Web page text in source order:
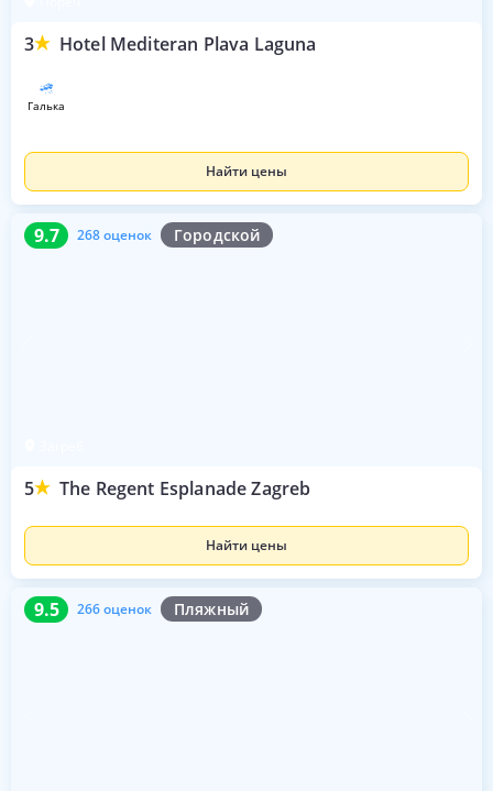
3 Hotel Mediteran Plava Laguna
галька
Найти цены
9.7 268 оценок Городской
5 The Regent Esplanade Zagreb
9.7 268 оценок
Найти цены
9.5 266 оценок Пляжный
9.5 266 оценок